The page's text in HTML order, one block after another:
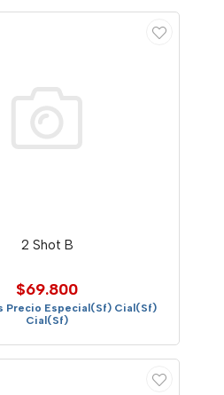
2 Shot B
$69.800
Precio Especial(Sf) Cial(Sf)
Cial(Sf)